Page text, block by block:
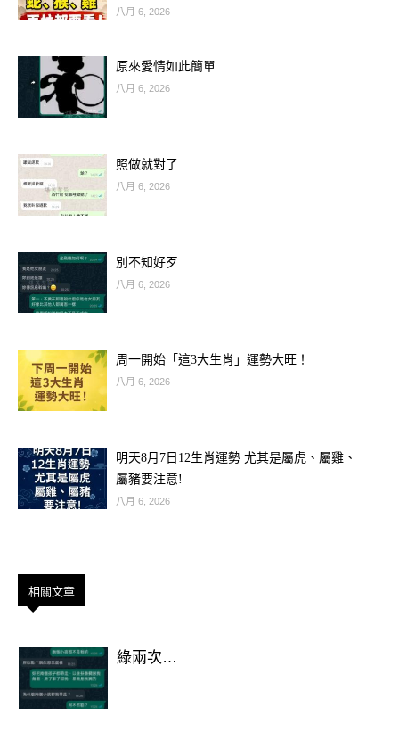
信，而是生活經驗中的總結。
下面，為了家庭能和和睦睦，繁榮興
樣東西吧！
01、門口不堆雜物
俗話說得好：「財不進臟門」，想要財
八月 6, 2026
原來愛情如此簡單
八月 6, 2026
照做就對了
八月 6, 2026
別不知好歹
八月 6, 2026
周一開始「這3大生肖」運勢大旺！
八月 6, 2026
明天8月7日12生肖運勢 尤其是屬虎、屬雞、
屬豬要注意!
八月 6, 2026
相關文章
綠兩次…